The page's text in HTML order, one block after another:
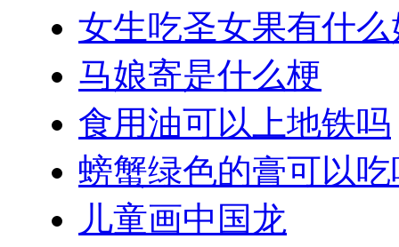
女生吃圣女果有什
马娘寄是什么梗
食用油可以上地铁吗
螃蟹绿色的膏可以吃
儿童画中国龙